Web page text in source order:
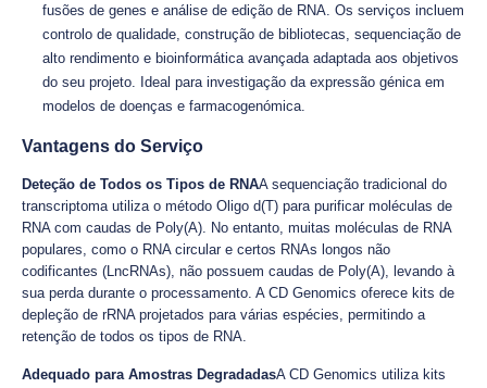
fusões de genes e análise de edição de RNA. Os serviços incluem
controlo de qualidade, construção de bibliotecas, sequenciação de
alto rendimento e bioinformática avançada adaptada aos objetivos
do seu projeto. Ideal para investigação da expressão génica em
modelos de doenças e farmacogenómica.
Vantagens do Serviço
Deteção de Todos os Tipos de RNAA sequenciação tradicional do
transcriptoma utiliza o método Oligo d(T) para purificar moléculas de
RNA com caudas de Poly(A). No entanto, muitas moléculas de RNA
populares, como o RNA circular e certos RNAs longos não
codificantes (LncRNAs), não possuem caudas de Poly(A), levando à
sua perda durante o processamento. A CD Genomics oferece kits de
depleção de rRNA projetados para várias espécies, permitindo a
retenção de todos os tipos de RNA.
Adequado para Amostras DegradadasA CD Genomics utiliza kits